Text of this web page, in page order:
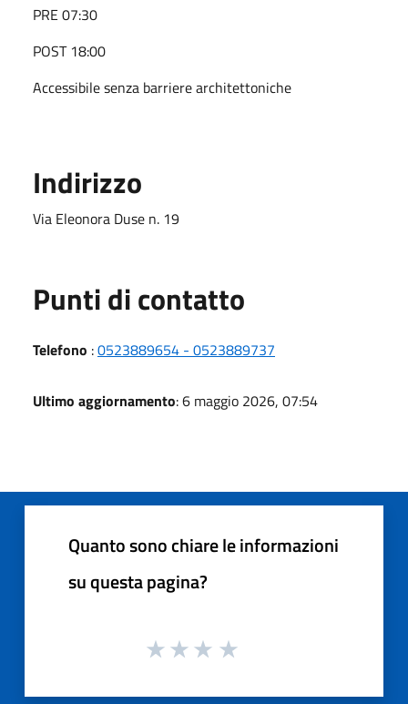
PRE 07:30
POST 18:00
Accessibile senza barriere architettoniche
Indirizzo
Via Eleonora Duse n. 19
Punti di contatto
Telefono :0523889654 - 0523889737
Ultimo aggiornamento: 6 maggio 2026, 07:54
Quanto sono chiare le informazioni
su questa pagina?